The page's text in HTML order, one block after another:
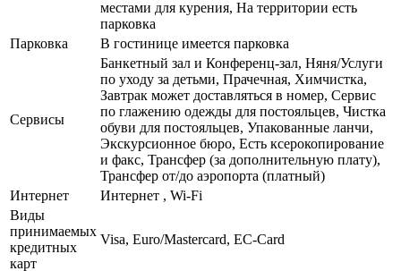
местами для курения, На территории есть
парковка
Парковка
В гостинице имеется парковка
Сервисы
Банкетный зал и Конференц-зал, Няня/Услуги
по уходу за детьми, Прачечная, Химчистка,
Завтрак может доставляться в номер, Сервис
по глажению одежды для постояльцев, Чистка
обуви для постояльцев, Упакованные ланчи,
Экскурсионное бюро, Есть ксерокопирование
и факс, Трансфер (за дополнительную плату),
Трансфер от/до аэропорта (платный)
Интернет
Интернет , Wi-Fi
Виды
принимаемых
кредитных
карт
Visa, Euro/Mastercard, EC-Card